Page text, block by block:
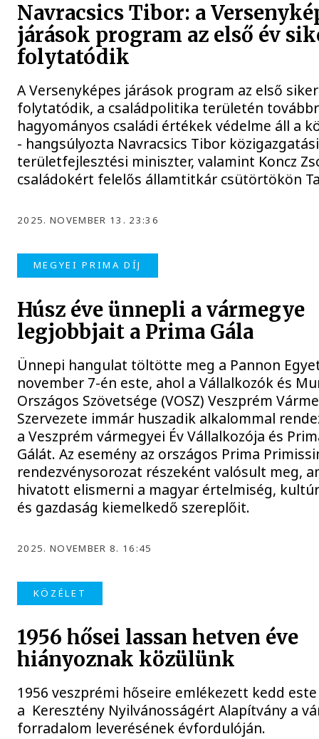
Navracsics Tibor: a
járások program az első év
folytatódik
A Versenyképes járások program az első
folytatódik, a családpolitika területén
hagyományos családi értékek védelme áll a
- hangsúlyozta Navracsics Tibor
területfejlesztési miniszter, valamint Koncz
családokért felelős államtitkár csütörtökön
2025. NOVEMBER 13. 23:36
MEGYEI PRIMA DÍJ
Húsz éve ünnepli a vármegye
legjobbjait a Prima Gála
Ünnepi hangulat töltötte meg a Pannon
november 7-én este, ahol a Vállalkozók és
Országos Szövetsége (VOSZ) Veszprém
Szervezete immár huszadik alkalommal
a Veszprém vármegyei Év Vállalkozója és
Gálát. Az esemény az országos Prima
rendezvénysorozat részeként valósult meg,
hivatott elismerni a magyar értelmiség,
és gazdaság kiemelkedő szereplőit.
2025. NOVEMBER 8. 16:45
KÖZÉLET
1956 hősei lassan hetven éve
hiányoznak közülünk
1956 veszprémi hőseire emlékezett kedd este
a Keresztény Nyilvánosságért Alapítvány a
forradalom leverésének évfordulóján.